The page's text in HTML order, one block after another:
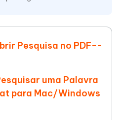
Pesquisa no PDF--
uma Palavra
para Mac/Windows